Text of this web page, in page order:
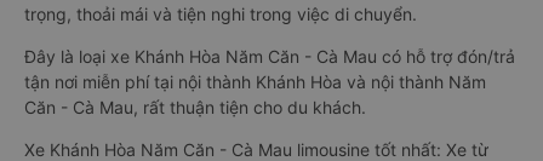
trọng, thoải mái và tiện nghi trong việc di chuyển.
Đây là loại xe Khánh Hòa Năm Căn - Cà Mau có hỗ trợ đón/trả
tận nơi miễn phí tại nội thành Khánh Hòa và nội thành Năm
Căn - Cà Mau, rất thuận tiện cho du khách.
Xe Khánh Hòa Năm Căn - Cà Mau limousine tốt nhất: Xe từ